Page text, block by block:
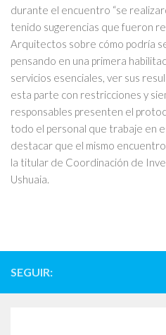
durante el encuentro “se
tenido sugerencias que fueron
Arquitectos sobre cómo podría
pensando en una primera
servicios esenciales, ver sus
esta parte con restricciones y
responsables presenten el
todo el personal que trabaje en
destacar que el mismo
la titular de Coordinación de
Ushuaia.
SEGUIR: